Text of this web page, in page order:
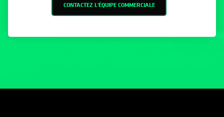
CONTACTEZ L'ÉQUIPE COMMERCIALE